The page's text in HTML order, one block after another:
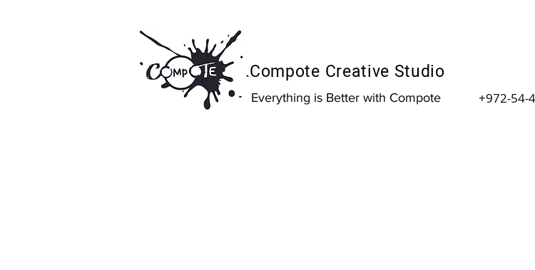
Compote Creative Studio
Everything is Better with Compote +972-54-